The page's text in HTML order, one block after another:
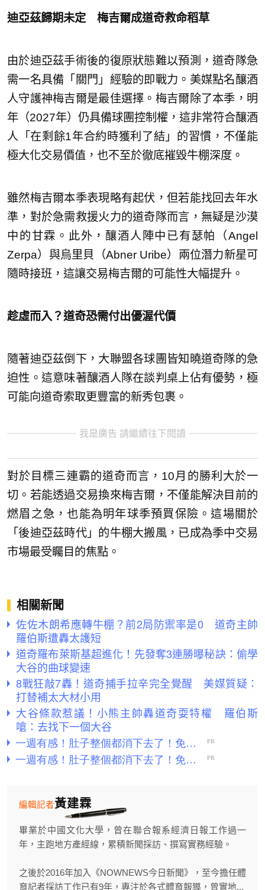
迪亞茲歸期未定 梅吉爾成道奇救命稻草
由於迪亞茲手術後的復原狀態難以預測，道奇隊急
需一名具備「關門」經驗的即戰力。美媒點名釀酒
人守護神梅吉爾是最佳選擇。梅吉爾除了本季，明
年（2027年）仍具備球團控制權，這非常符合釀酒
人「在剩餘1年合約時獲利了結」的習慣，不僅能
極大化交易價值，也不至於徹底摧毀牛棚深度。
雖然梅吉爾本季表現略有起伏，但若能找回去年水
準，對於急需救援火力的道奇隊而言，無疑是沙漠
中的甘霖。此外，釀酒人陣中已有瑟帕（Angel
Zerpa）與烏里貝（Abner Uribe）兩位潛力新星可
隨時接班，這讓交易梅吉爾的可能性大幅提升。
趁虛而入？道奇恐需付出優渥代價
隨著迪亞茲倒下，大聯盟各球團皆知曉道奇隊的急
迫性。這意味著釀酒人隊在談判桌上佔有優勢，極
可能向道奇索取更豐富的新秀包裹。
我是廣告 請繼續往下閱讀
對於目標三連霸的道奇而言，10月的勝利大於一
切。若能透過交易換來梅吉爾，不僅能解決目前的
燃眉之急，也能為明年球季預買保險。這場關於
「後迪亞茲時代」的牛棚大搬風，已成為季中交易
市場最受矚目的焦點。
相關新聞
佐佐木朗希應轉牛棚？前2局防禦率是0 道奇主帥
羅伯斯遭轟太護短
道奇羅布萊斯基超進化！先發奪3連勝曝秘訣：偷學
大谷的曲球變速
8戰狂敲7轟！道奇捕手拉辛完全覺醒 美媒質疑：
打替補太大材小用
大谷條款惹議！小熊主帥轟道奇耍特權 羅伯斯
嗆：去找下一個大谷
黃建霖
編輯記者
畢業於中國文化大學，曾在聯合報系經濟日報工作過一
年，主跑地方產經線，累積新聞採訪、撰寫實務經驗。
之後於2016年加入《NOWNEWS今日新聞》，至今擔任體
育記者採訪工作已有9年，專注於各式體育報導，曾實地...